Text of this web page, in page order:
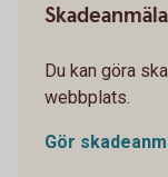
Du kan göra
webbplats.
Gör